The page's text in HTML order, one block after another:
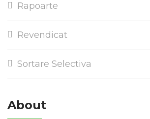
Rapoarte
Revendicat
Sortare Selectiva
About